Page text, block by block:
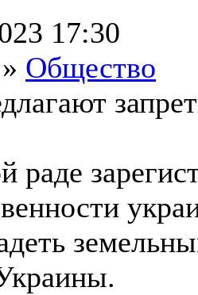
17:30
» Общество
раде